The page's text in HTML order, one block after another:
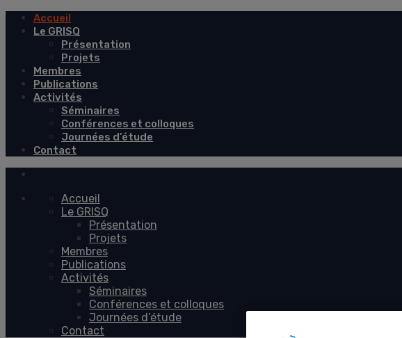
Accueil
Le GRISQ
Présentation
Projets
Membres
Publications
Activités
Séminaires
Conférences et colloques
Journées d’étude
Contact
Accueil
Le GRISQ
Présentation
Projets
Membres
Publications
Activités
Séminaires
Conférences et colloques
Journées d’étude
Contact